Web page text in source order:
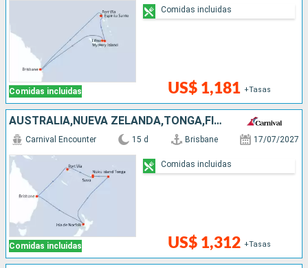
Comidas incluidas US$ 1,181 +Tasas
Comidas incluidas
AUSTRALIA,NUEVA ZELANDA,TONGA,FIDJI (ISLAS),VANUATU
Comidas incluidas
Carnival Encounter 15 d Brisbane 17/07/2027
US$ 1,312 +Tasas
Comidas incluidas